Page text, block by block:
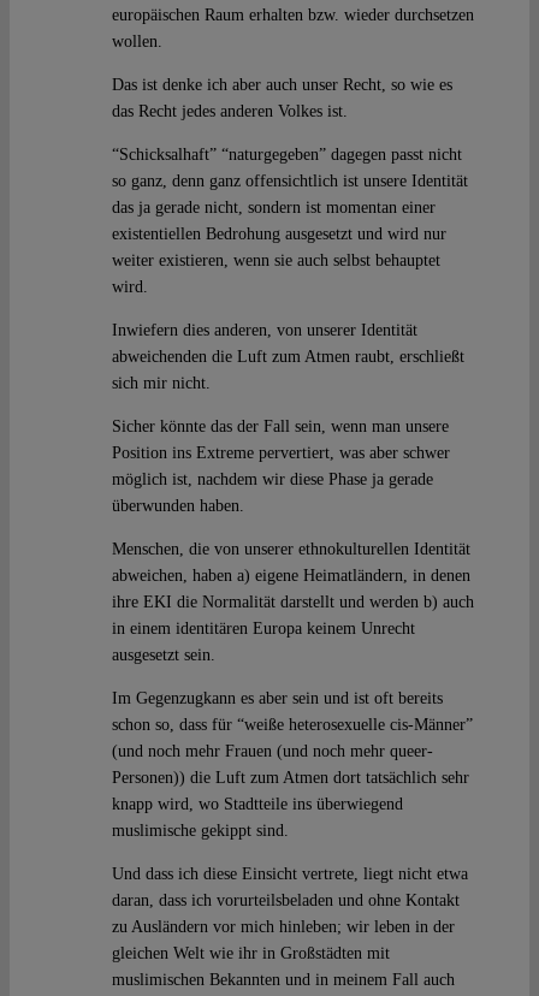
europäischen Raum erhalten bzw. wieder durchsetzen
wollen.
Das ist denke ich aber auch unser Recht, so wie es
das Recht jedes anderen Volkes ist.
“Schicksalhaft” “naturgegeben” dagegen passt nicht
so ganz, denn ganz offensichtlich ist unsere Identität
das ja gerade nicht, sondern ist momentan einer
existentiellen Bedrohung ausgesetzt und wird nur
weiter existieren, wenn sie auch selbst behauptet
wird.
Inwiefern dies anderen, von unserer Identität
abweichenden die Luft zum Atmen raubt, erschließt
sich mir nicht.
Sicher könnte das der Fall sein, wenn man unsere
Position ins Extreme pervertiert, was aber schwer
möglich ist, nachdem wir diese Phase ja gerade
überwunden haben.
Menschen, die von unserer ethnokulturellen Identität
abweichen, haben a) eigene Heimatländern, in denen
ihre EKI die Normalität darstellt und werden b) auch
in einem identitären Europa keinem Unrecht
ausgesetzt sein.
Im Gegenzugkann es aber sein und ist oft bereits
schon so, dass für “weiße heterosexuelle cis-Männer”
(und noch mehr Frauen (und noch mehr queer-
Personen)) die Luft zum Atmen dort tatsächlich sehr
knapp wird, wo Stadtteile ins überwiegend
muslimische gekippt sind.
Und dass ich diese Einsicht vertrete, liegt nicht etwa
daran, dass ich vorurteilsbeladen und ohne Kontakt
zu Ausländern vor mich hinleben; wir leben in der
gleichen Welt wie ihr in Großstädten mit
muslimischen Bekannten und in meinem Fall auch